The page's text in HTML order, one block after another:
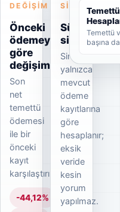
DEĞIŞIM
Önceki
ödemeye
göre
değişim
Son
net
temettü
ödemesi
ile bir
önceki
kayıt
karşılaştırılır.
-44,12%
SINYAL
Süreklilik
sinyali
Sinyal
yalnızca
mevcut
ödeme
kayıtlarına
göre
hesaplanır;
eksik
veride
kesin
yorum
yapılmaz.
Temettü
başına
veriminin
temettü